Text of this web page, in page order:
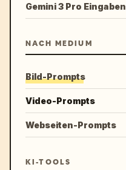
Gemini 3 Pro Eingaben
NACH MEDIUM
Bild-Prompts
Video-Prompts
Webseiten-Prompts
KI-TOOLS